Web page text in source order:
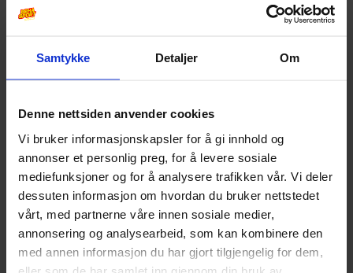
Samtykke Detaljer Om
Denne nettsiden anvender cookies
Vi bruker informasjonskapsler for å gi innhold og
annonser et personlig preg, for å levere sosiale
mediefunksjoner og for å analysere trafikken vår. Vi deler
dessuten informasjon om hvordan du bruker nettstedet
vårt, med partnerne våre innen sosiale medier,
annonsering og analysearbeid, som kan kombinere den
med annen informasjon du har gjort tilgjengelig for dem,
eller som de har samlet inn gjennom din bruk av
varianter.
Alternativene
velges
på
produktsiden
produktet
flere
kan
velges
på
Trek Dame, Herre
Marlin 5 Gen 3 29 Terrengsykkel
7999 kr
Trek Dame, Herre
Marlin 5 Gen 3 Terrengsykkel
7999 kr